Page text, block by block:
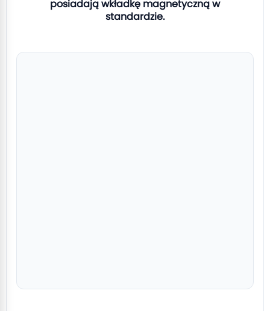
posiadają wkładkę magnetyczną w
standardzie.